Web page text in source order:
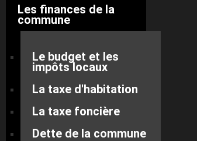
Les finances de la
commune
Le budget et les
impôts locaux
La taxe d'habitation
La taxe foncière
Dette de la commune